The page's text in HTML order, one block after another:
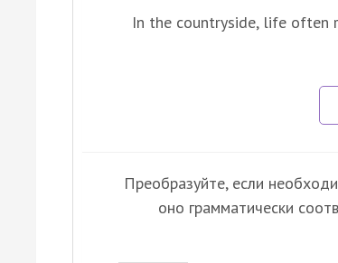
In the countryside, life often
Преобразуйте, если
оно грамматически